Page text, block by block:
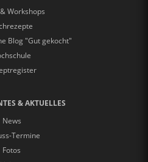
Workshops
Blog "Gut gekocht"
& AKTUELLES
News
Termine
Fotos